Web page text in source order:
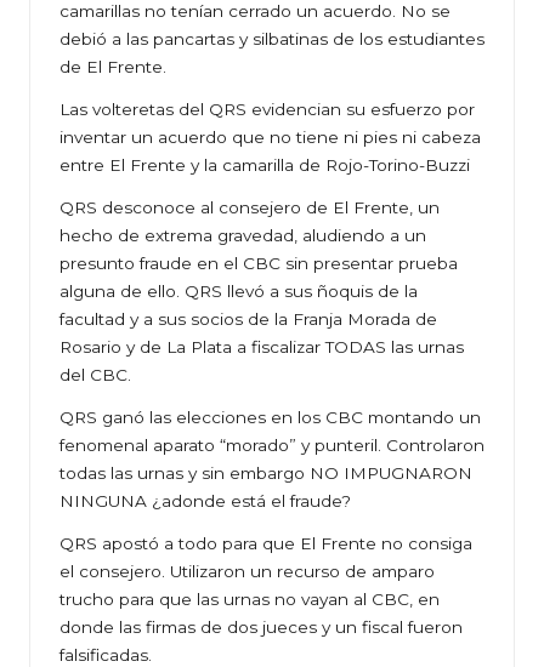
camarillas no tenían cerrado un acuerdo. No se
debió a las pancartas y silbatinas de los estudiantes
de El Frente.
Las volteretas del QRS evidencian su esfuerzo por
inventar un acuerdo que no tiene ni pies ni cabeza
entre El Frente y la camarilla de Rojo-Torino-Buzzi
QRS desconoce al consejero de El Frente, un
hecho de extrema gravedad, aludiendo a un
presunto fraude en el CBC sin presentar prueba
alguna de ello. QRS llevó a sus ñoquis de la
facultad y a sus socios de la Franja Morada de
Rosario y de La Plata a fiscalizar TODAS las urnas
del CBC.
QRS ganó las elecciones en los CBC montando un
fenomenal aparato “morado” y punteril. Controlaron
todas las urnas y sin embargo NO IMPUGNARON
NINGUNA ¿adonde está el fraude?
QRS apostó a todo para que El Frente no consiga
el consejero. Utilizaron un recurso de amparo
trucho para que las urnas no vayan al CBC, en
donde las firmas de dos jueces y un fiscal fueron
falsificadas.